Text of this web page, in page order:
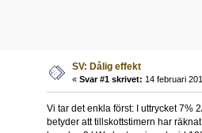
SV: Dålig effekt
« Svar #1 skrivet: 14 februari
Vi tar det enkla först: I uttrycket 7%
betyder att tillskottstimern har